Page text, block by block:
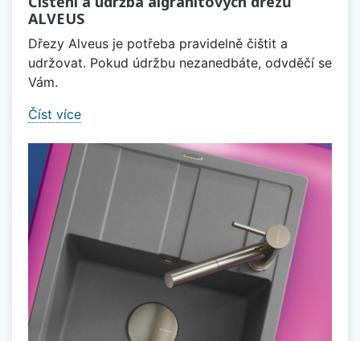
ALVEUS
Dřezy Alveus je potřeba pravidelně čištit a
udržovat. Pokud údržbu nezanedbáte, odvděčí se
Vám.
Číst více